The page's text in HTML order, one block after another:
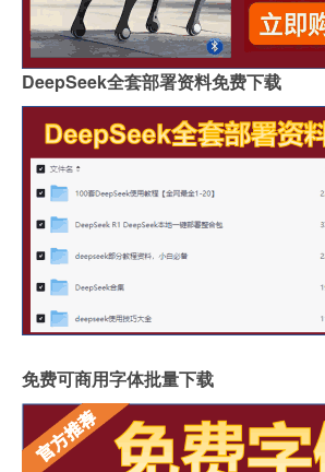
DeepSeek全套部署资料免费下载
免费可商用字体批量下载